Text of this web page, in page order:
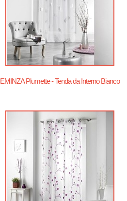
EMINZA Plumette - Tenda da Interno Bianco